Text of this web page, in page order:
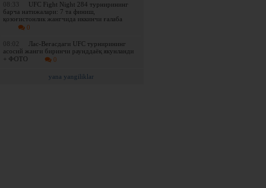
08:33
UFC Fight Night 284 турнирининг
барча натижалари: 7 та финиш,
қозоғистонлик жангчида иккинчи ғалаба
0
08:02
Лас-Вегасдаги UFC турнирининг
асосий жанги биринчи раунддаёқ якунланди
+ ФОТО
0
yana yangiliklar